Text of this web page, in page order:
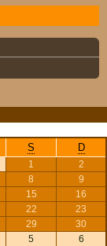
S D
1
2
8
9
15
16
22
23
29
30
5 6